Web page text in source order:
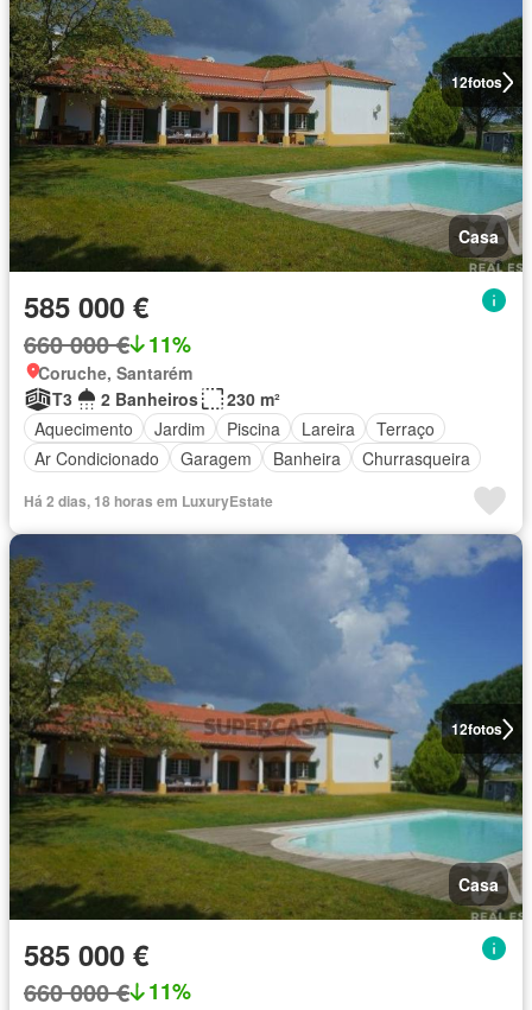
12fotos
Casa
585 000 €
660 000 € 11%
Coruche, Santarém
T3
2 Banheiros
230 m²
Aquecimento
Jardim Piscina Lareira
Terraço
Ar Condicionado
Garagem Banheira Churrasqueira
Há 2 dias, 18 horas em LuxuryEstate
12fotos
Casa
585 000 €
660 000 € 11%